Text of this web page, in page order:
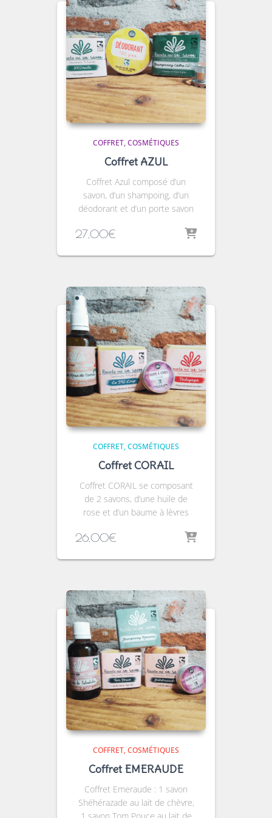
COFFRET COSMÉTIQUES
Coffret AZUL
Coffret Azul composé d’un
savon, d’un shampoing, d’un
déodorant et d’un porte savon
27,00€
COFFRET COSMÉTIQUES
Coffret CORAIL
Coffret CORAIL se composant
de 2 savons, d’une huile de
rose et d’un baume à lèvres
26,00€
COFFRET COSMÉTIQUES
Coffret EMERAUDE
Coffret Emeraude : 1 savon
Shéhérazade au lait de chèvre,